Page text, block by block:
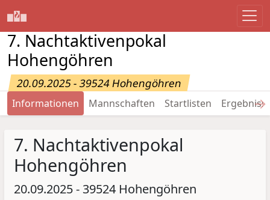
7. Nachtaktivenpokal
Hohengöhren
20.09.2025 - 39524 Hohengöhren
Informationen Mannschaften Startlisten →
7. Nachtaktivenpokal
Hohengöhren
20.09.2025 - 39524 Hohengöhren